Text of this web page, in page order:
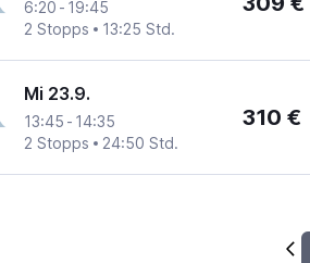
6:20 - 19:45
2 Stopps
13:25 Std.
Mi 23.9.
13:45 - 14:35
2 Stopps
24:50 Std.
310 €